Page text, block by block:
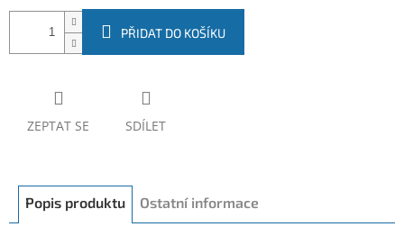
PŘIDAT DO KOŠÍKU
ZEPTAT SE SDÍLET
Popis produktu Ostatní informace